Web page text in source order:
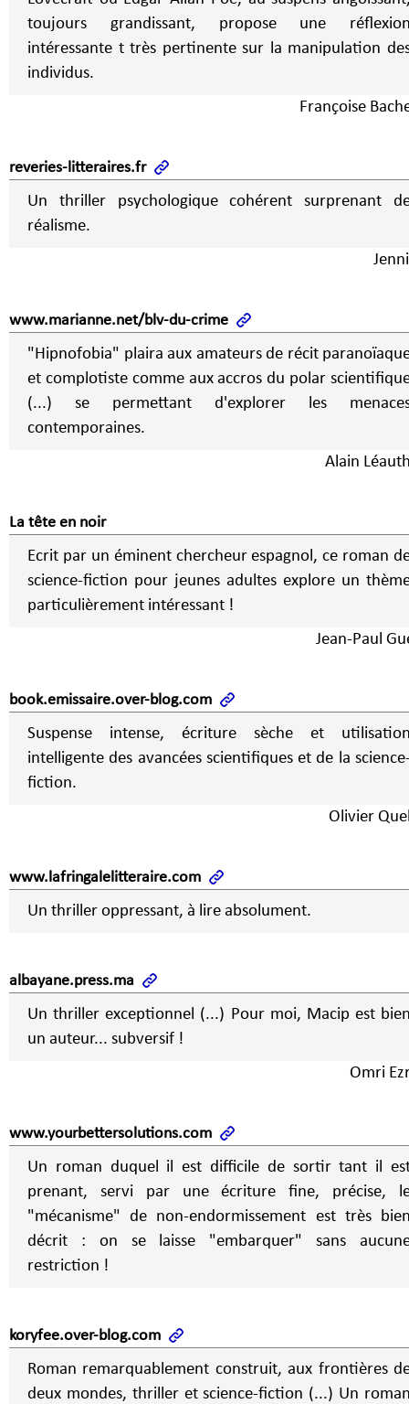
toujours grandissant, propose une
intéressante t très pertinente sur la manipulation
individus.
Françoise
reveries-litteraires.fr
Un thriller psychologique cohérent surprenant
réalisme.
www.marianne.net/blv-du-crime
"Hipnofobia" plaira aux amateurs de récit
et complotiste comme aux accros du polar
(...) se permettant d'explorer les
contemporaines.
Alain
La tête en noir
Ecrit par un éminent chercheur espagnol, ce roman
science-fiction pour jeunes adultes explore un
particulièrement intéressant !
Jean-Paul
book.emissaire.over-blog.com
Suspense intense, écriture sèche et
intelligente des avancées scientifiques et de la
fiction.
Olivier
www.lafringalelitteraire.com
Un thriller oppressant, à lire absolument.
albayane.press.ma
Un thriller exceptionnel (...) Pour moi, Macip est
un auteur... subversif !
Omri
www.yourbettersolutions.com
Un roman duquel il est difficile de sortir tant il
prenant, servi par une écriture fine, précise,
"mécanisme" de non-endormissement est très
décrit : on se laisse "embarquer" sans
restriction !
koryfee.over-blog.com
Roman remarquablement construit, aux frontières
deux mondes, thriller et science-fiction (...) Un